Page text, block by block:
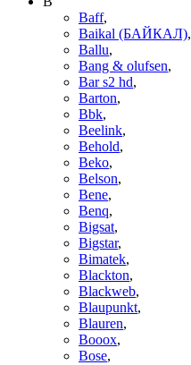
Baff,
Baikal (БАЙКАЛ),
Ballu,
Bang & olufsen,
Bar s2 hd,
Barton,
Bbk,
Beelink,
Behold,
Beko,
Belson,
Bene,
Benq,
Bigsat,
Bigstar,
Bimatek,
Blackton,
Blackweb,
Blaupunkt,
Blauren,
Booox,
Bose,